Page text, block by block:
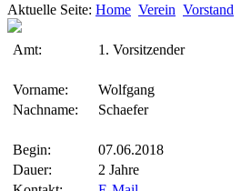
Aktuelle Seite: Home Verein Vorstand
Amt: 1. Vorsitzender
Vorname:
Wolfgang
Nachname:
Schaefer
Begin:
07.06.2018
Dauer:
2 Jahre